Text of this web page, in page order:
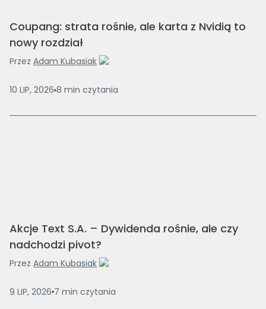
Coupang: strata rośnie, ale karta z Nvidią to
nowy rozdział
Przez Adam Kubasiak
10 LIP, 2026 8 min czytania
Akcje Text S.A. – Dywidenda rośnie, ale czy
nadchodzi pivot?
Przez Adam Kubasiak
9 LIP, 2026 7 min czytania